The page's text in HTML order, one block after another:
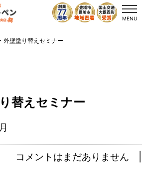
MENU
外壁塗り替えセミナー
替えセミナー
コメントはまだありません |